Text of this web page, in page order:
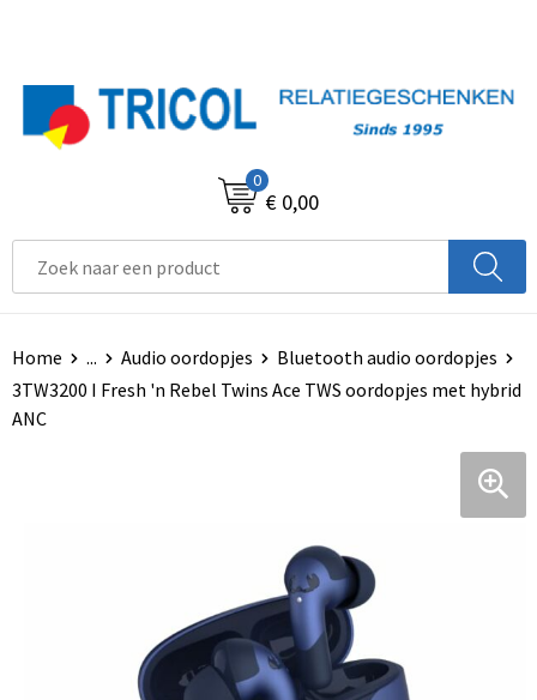
0
€ 0,00
Home ... Audio oordopjes
Bluetooth audio oordopjes
3TW3200 I Fresh 'n Rebel Twins Ace TWS oordopjes met hybrid
ANC